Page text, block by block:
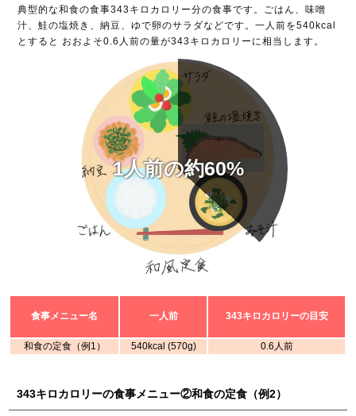
典型的な和食の食事343キロカロリー分の食事です。ごはん、味噌
汁、鮭の塩焼き、納豆、ゆで卵のサラダなどです。一人前を540kcal
とすると おおよそ0.6人前の量が343キロカロリーに相当します。
1人前の約60%
食事メニュー名 一人前 343キロカロリーの目安
和食の定食（例1） 540kcal (570g) 0.6人前
343キロカロリーの食事メニュー②和食の定食（例2）